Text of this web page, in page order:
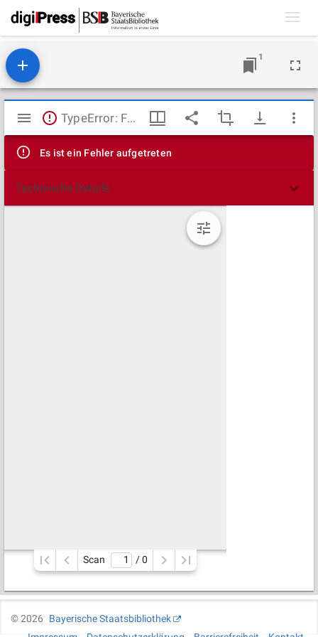
1
Mirador
Viewer
TypeError: Failed to fetch
Es ist ein Fehler aufgetreten
Technische Details
Scan / 0
©2026
Bayerische Staatsbibliothek